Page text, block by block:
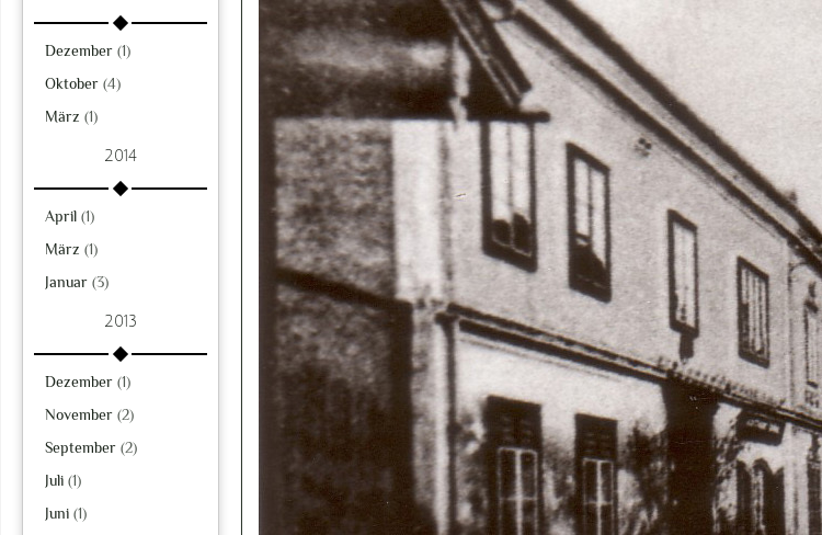
Dezember (1)
Oktober (4)
März (1)
2014
April (1)
März (1)
Januar (3)
2013
Dezember (1)
November (2)
September (2)
Juli (1)
Juni (1)